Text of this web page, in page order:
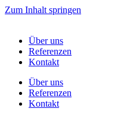
Zum Inhalt springen
Über uns
Referenzen
Kontakt
Über uns
Referenzen
Kontakt